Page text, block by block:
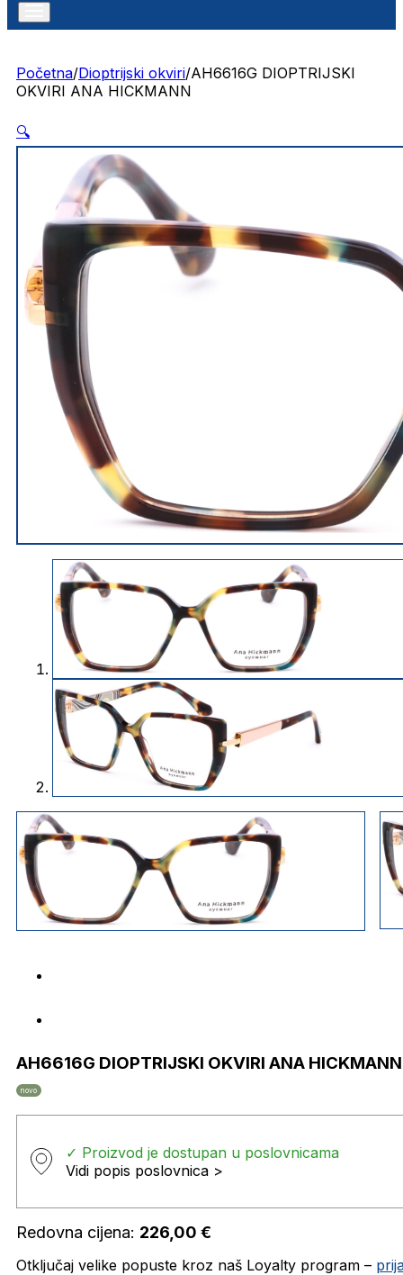
Početna/Dioptrijski okviri/AH6616G DIOPTRIJSKI
OKVIRI ANA HICKMANN
🔍
AH6616G DIOPTRIJSKI OKVIRI ANA HICKMANN
novo
✓ Proizvod je dostupan u poslovnicama
Vidi popis poslovnica >
Redovna cijena: 226,00 €
Otključaj velike popuste kroz naš Loyalty program –